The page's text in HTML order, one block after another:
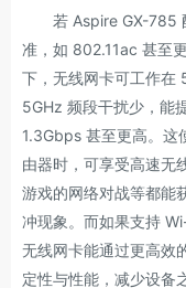
若 Aspire GX-785
准，如 802.11ac 甚至
下，无线网卡可工作在
5GHz 频段干扰少，能
1.3Gbps 甚至更高。这
由器时，可享受高速无
游戏的网络对战等都能
冲现象。而如果支持
无线网卡能通过更高效
定性与性能，减少设备